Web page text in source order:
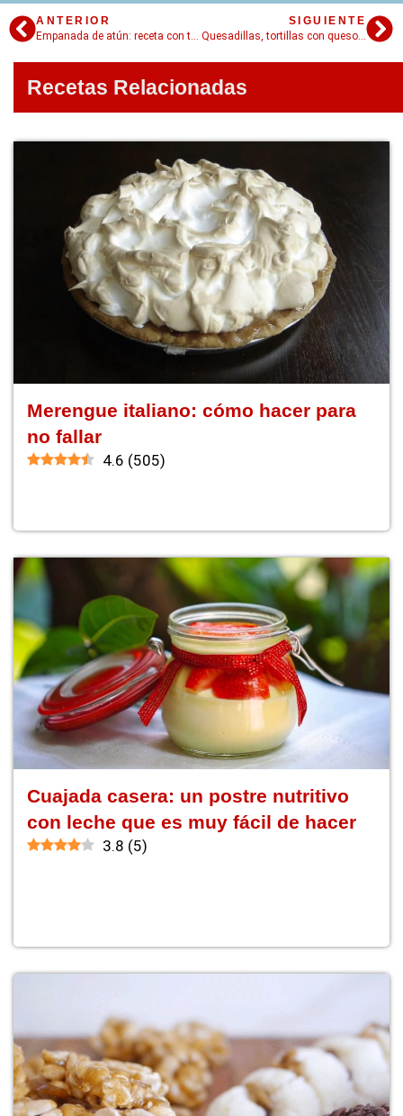
ANTERIOR
Empanada de atún: receta con todos los detalles
SIGUIENTE
Quesadillas, tortillas con queso fáciles y ricas
Recetas Relacionadas
Merengue italiano: cómo hacer para
no fallar
4.6 (505)
Cuajada casera: un postre nutritivo
con leche que es muy fácil de hacer
3.8 (5)